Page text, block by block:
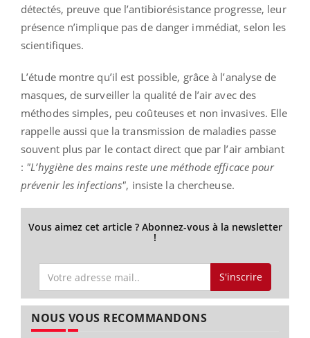
détectés, preuve que l’antibiorésistance progresse, leur
présence n’implique pas de danger immédiat, selon les
scientifiques.
L’étude montre qu’il est possible, grâce à l’analyse de
masques, de surveiller la qualité de l’air avec des
méthodes simples, peu coûteuses et non invasives. Elle
rappelle aussi que la transmission de maladies passe
souvent plus par le contact direct que par l’air ambiant
: "L’hygiène des mains reste une méthode efficace pour
prévenir les infections", insiste la chercheuse.
Vous aimez cet article ? Abonnez-vous à la newsletter
!
S'inscrire
NOUS VOUS RECOMMANDONS